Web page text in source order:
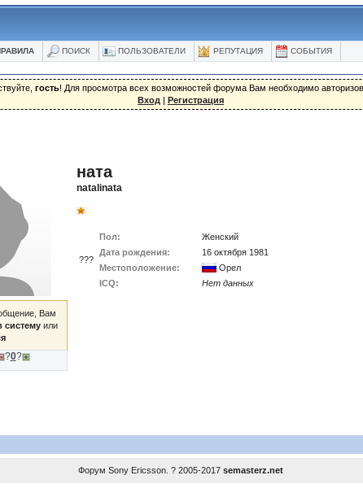
ПОИСК ПОЛЬЗОВАТЕЛИ РЕПУТАЦИЯ СОБЫТИЯ
гость! Для просмотра всех возможностей форума Вам необходимо
Вход | Регистрация
Вам
системуили
?0?
ната
natalinata
???
Пол:
Женский
Дата рождения:
16 октября 1981
Местоположение:
Орел
ICQ:
Нет данных
Форум Sony Ericsson . ? 2005-2017 semasterz.net